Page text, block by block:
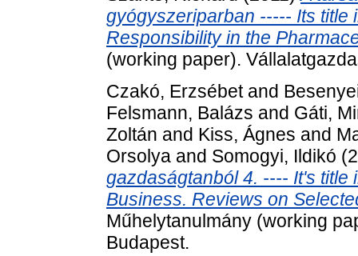
gyógyszeriparban ----- Its title
Responsibility in the
(working paper).
Czakó, Erzsébetand
Felsmann, Balázs and Gáti,
Zoltán and Kiss, Ágnes and
Orsolya and Somogyi, Ildikó
gazdaságtanból 4. ---- It's title
Business. Reviews on
Műhelytanulmány (working
Budapest.